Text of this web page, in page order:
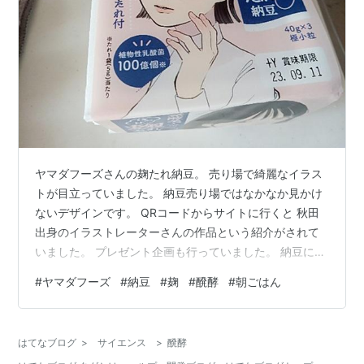
ヤマダフーズさんの麹たれ納豆。 売り場で綺麗なイラス
トが目立っていました。 納豆売り場ではなかなか見かけ
ないデザインです。 QRコードからサイトに行くと 秋田
出身のイラストレーターさんの作品という紹介がされて
いました。 プレゼント企画も行っていました。 納豆に
の納豆。 納豆専用の器に２パック入れて混ぜます。 程よ
く混ぜたあとにたれを入れます。 もう一度混ぜるとサラ
ます。 豆も柔らかく、 甘みのある麹が納豆の味を包みま
#ヤマダフーズ #納豆 #麹 #醗酵 #朝ごはん
はてなブログ > サイエンス > 醗酵